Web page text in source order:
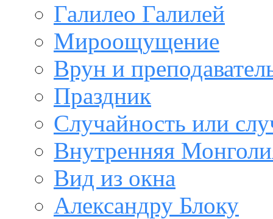
Галилео Галилей
Мироощущение
Врун и
Праздник
Случайность или
Внутренняя
Вид из окна
Александру Блоку